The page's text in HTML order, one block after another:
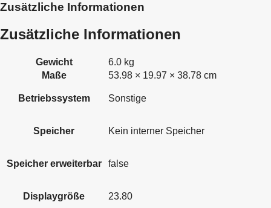
Zusätzliche Informationen
Zusätzliche Informationen
Gewicht
6.0 kg
Maße
53.98 × 19.97 × 38.78 cm
Betriebssystem Sonstige
Speicher Kein interner Speicher
Speicher erweiterbar false
Displaygröße 23.80